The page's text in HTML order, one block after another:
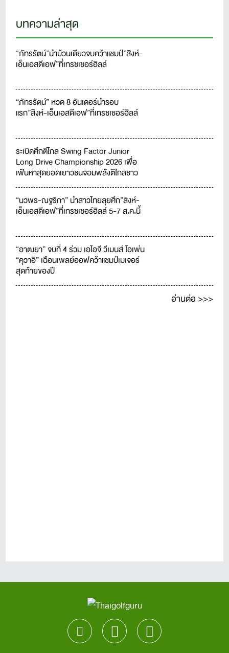
บทความล่าสุด
“ภัทรรัตน์”นำม้วนเดียวจบคว้าแชมป์”สิงห์-
เอ็นเอสดีเอฟ”ที่เทรชเชอร์ฮิลล์
“ภัทรรัตน์” หวด 8 อันเดอร์นำรอบ
แรก”สิงห์-เอ็นเอสดีเอฟ”ที่เทรชเชอร์ฮิลล์
ระเบิดศึกตีไกล Swing Factor Junior
Long Drive Championship 2026 เพื่อ
เฟ้นหาสุดยอดเยาวชนจอมพลังตีไกลชาว
“นวพร-ณฐริกา” นำสาวไทยลุยศึก”สิงห์-
เอ็นเอสดีเอฟ”ที่เทรชเชอร์ฮิลล์ 5-7 ส.ค.นี้
“อาฒยา” จบที่ 4 ร่วม เอไอจี วีเมนส์ โอเพ่น
“คุวาอิ” เฉือนเพลย์ออฟคว้าแชมป์เมเจอร์
สุดท้ายของปี
อ่านต่อ >>>